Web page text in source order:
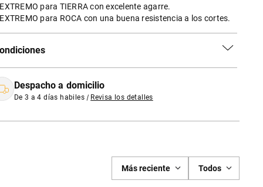
para TIERRA con excelente agarre.
para ROCA con una buena resistencia a los cortes.
Despacho a domicilio
De 3 a 4 días habiles | Revisa los detalles
Más reciente Todos